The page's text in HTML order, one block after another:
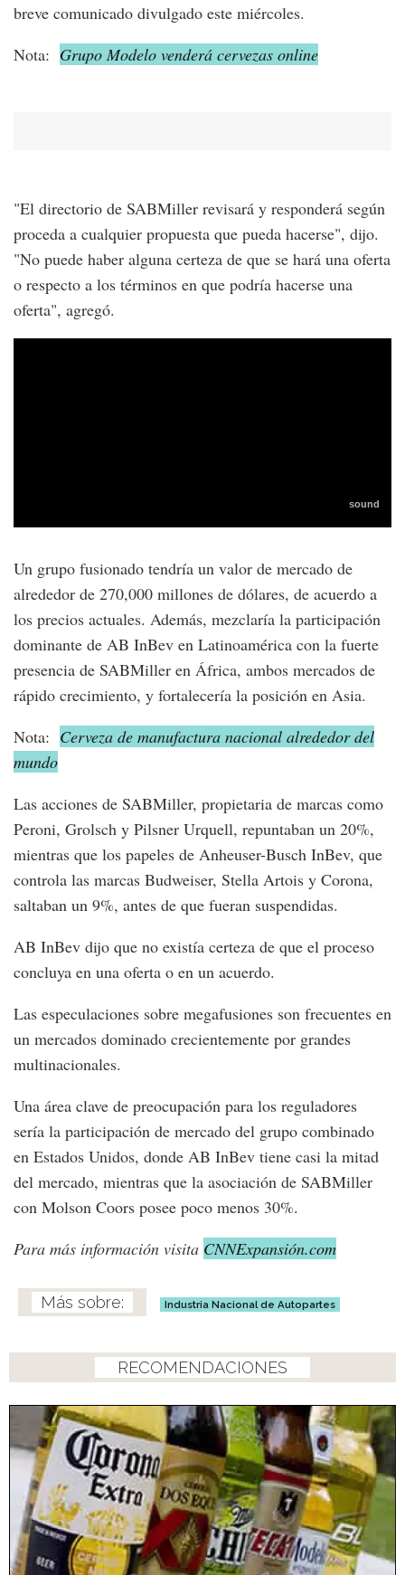
breve comunicado divulgado este miércoles.
Nota: Grupo Modelo venderá cervezas online
"El directorio de SABMiller revisará y responderá según
proceda a cualquier propuesta que pueda hacerse", dijo.
"No puede haber alguna certeza de que se hará una oferta
o respecto a los términos en que podría hacerse una
oferta", agregó.
Un grupo fusionado tendría un valor de mercado de
alrededor de 270,000 millones de dólares, de acuerdo a
los precios actuales. Además, mezclaría la participación
dominante de AB InBev en Latinoamérica con la fuerte
presencia de SABMiller en África, ambos mercados de
rápido crecimiento, y fortalecería la posición en Asia.
Nota: Cerveza de manufactura nacional alrededor del
mundo
Las acciones de SABMiller, propietaria de marcas como
Peroni, Grolsch y Pilsner Urquell, repuntaban un 20%,
mientras que los papeles de Anheuser-Busch InBev, que
controla las marcas Budweiser, Stella Artois y Corona,
saltaban un 9%, antes de que fueran suspendidas.
AB InBev dijo que no existía certeza de que el proceso
concluya en una oferta o en un acuerdo.
Las especulaciones sobre megafusiones son frecuentes en
un mercados dominado crecientemente por grandes
multinacionales.
Una área clave de preocupación para los reguladores
sería la participación de mercado del grupo combinado
en Estados Unidos, donde AB InBev tiene casi la mitad
del mercado, mientras que la asociación de SABMiller
con Molson Coors posee poco menos 30%.
Para más información visita CNNExpansión.com
Industria Nacional de Autopartes
RECOMENDACIONES